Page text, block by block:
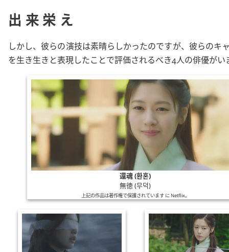
出来栄え
しかし、彼らの演技は素晴らしかったのですが、彼らのキ
を生き生きと表現したことで評価されるべき4人の俳優がい
還魂 (환혼)
無徳 (무덕)
上記の作品は著作権で保護されています に Netflix。